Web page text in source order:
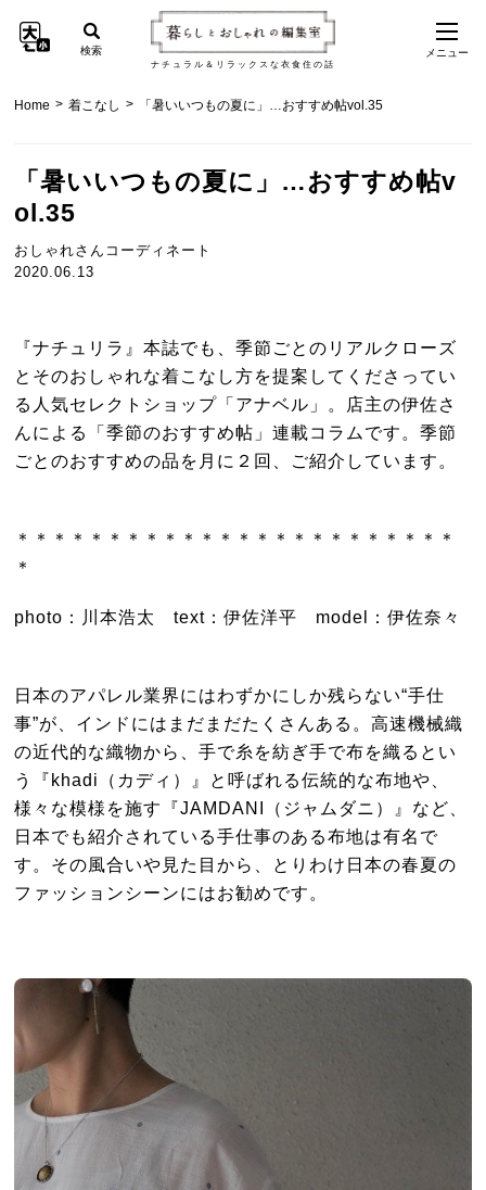
ナチュラル＆リラックスな衣食住の話
検索 メニュー
Home > 着こなし > 「暑いいつもの夏に」…おすすめ帖vol.35
「暑いいつもの夏に」…おすすめ帖v
ol.35
おしゃれさんコーディネート
2020.06.13
『ナチュリラ』本誌でも、季節ごとのリアルクローズ
とそのおしゃれな着こなし方を提案してくださってい
る人気セレクトショップ「アナベル」。店主の伊佐さ
んによる「季節のおすすめ帖」連載コラムです。季節
ごとのおすすめの品を月に２回、ご紹介しています。
＊＊＊＊＊＊＊＊＊＊＊＊＊＊＊＊＊＊＊＊＊＊＊＊
＊
photo：川本浩太 text：伊佐洋平 model：伊佐奈々
日本のアパレル業界にはわずかにしか残らない“手仕
事”が、インドにはまだまだたくさんある。高速機械織
の近代的な織物から、手で糸を紡ぎ手で布を織るとい
う『khadi（カディ）』と呼ばれる伝統的な布地や、
様々な模様を施す『JAMDANI（ジャムダニ）』など、
日本でも紹介されている手仕事のある布地は有名で
す。その風合いや見た目から、とりわけ日本の春夏の
ファッションシーンにはお勧めです。